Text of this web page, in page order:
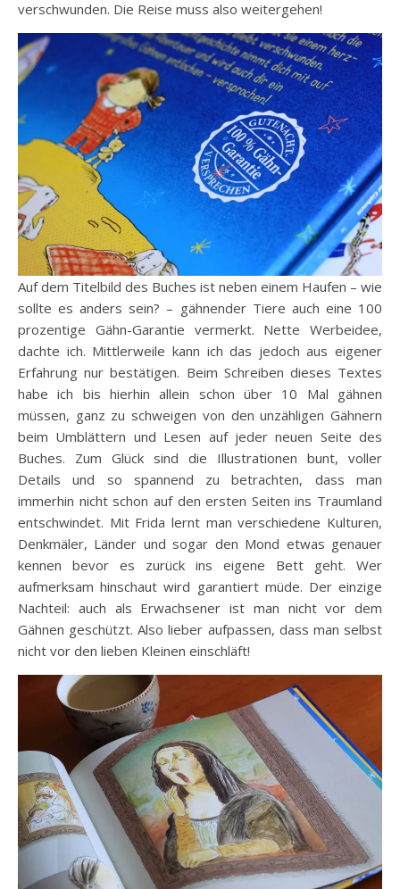
verschwunden. Die Reise muss also weitergehen!
Auf dem Titelbild des Buches ist neben einem Haufen – wie
sollte es anders sein? – gähnender Tiere auch eine 100
prozentige Gähn-Garantie vermerkt. Nette Werbeidee,
dachte ich. Mittlerweile kann ich das jedoch aus eigener
Erfahrung nur bestätigen. Beim Schreiben dieses Textes
habe ich bis hierhin allein schon über 10 Mal gähnen
müssen, ganz zu schweigen von den unzähligen Gähnern
beim Umblättern und Lesen auf jeder neuen Seite des
Buches. Zum Glück sind die Illustrationen bunt, voller
Details und so spannend zu betrachten, dass man
immerhin nicht schon auf den ersten Seiten ins Traumland
entschwindet. Mit Frida lernt man verschiedene Kulturen,
Denkmäler, Länder und sogar den Mond etwas genauer
kennen bevor es zurück ins eigene Bett geht. Wer
aufmerksam hinschaut wird garantiert müde. Der einzige
Nachteil: auch als Erwachsener ist man nicht vor dem
Gähnen geschützt. Also lieber aufpassen, dass man selbst
nicht vor den lieben Kleinen einschläft!